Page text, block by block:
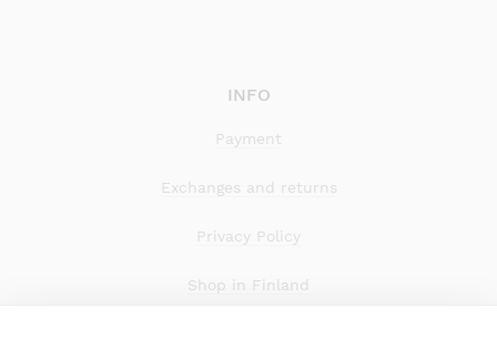
INFO
Payment
Exchanges and returns
Privacy Policy
Shop in Finland